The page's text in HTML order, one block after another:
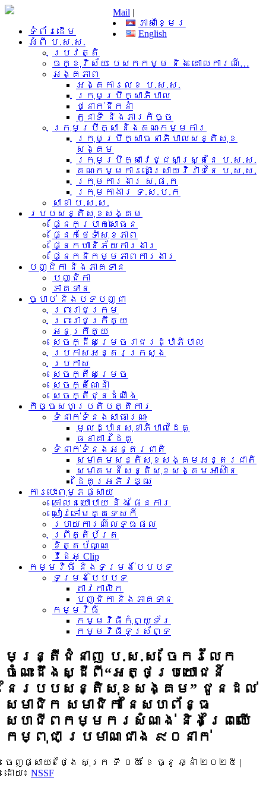
Mail |
ភាសាខ្មែរ
English
ទំព័រដើម
អំពី​ ប.ស.ស.
ប្រវត្តិ
ចក្ខុវិស័យ បេសកកម្ម និង គោលការណ៍…
អង្គភាព
អង្គការលេខ ប.ស.ស.
ក្រុមប្រឹក្សាភិបាល
ថ្នាក់ដឹកនាំ
តួនាទី និងភារកិច្ច
ក្រុមប្រឹក្សា និងគណៈកម្មការ
ក្រុមប្រឹក្សាធនាភិបាលសន្តិសុខ
សង្គម
ក្រុមប្រឹក្សាវេជ្ជសាស្រ្តនៃ ប.ស.ស.
គណៈកម្មការដោះស្រាយវិវាទនៃ ប.ស.ស.
ក្រុមការងារ​ ស.ផ.ក
ក្រុមកាងារ ទ.ស.ប.ក
សាខា ប.ស.ស.
របបសន្តិសុខសង្គម
ផ្នែកប្រាក់សោធន
ផ្នែកថែទាំសុខភាព
ផ្នែកហានិភ័យការងារ
ផ្នែកនិកម្មភាពការងារ
បញ្ជិកា និងភាគទាន
បញ្ជិកា
ភាគទាន
ច្បាប់ និងបទបញ្ជា
ព្រះរាជក្រម
ព្រះរាជក្រឹត្យ
អនុក្រឹត្យ
សេចក្ដីសម្រេចរាជរដ្ឋាភិបាល
ប្រកាសអន្តរក្រសួង
ប្រកាស
សេចក្តីសម្រេច
សេចក្តីណែនាំ
សេចក្តីជូនដំណឹង
កិច្ចសហប្រតិបត្តិការ
ទំនាក់ទំនង​សាធារណៈ
មូលដ្ឋានសុខាភិបាលដៃគូ
ធនាគារដៃគូ
ទំនាក់​ទំនង​អន្តរ​ជាតិ
សមាគមសន្តិសុខសង្គមអន្តរជាតិ
សមាគមន៍សន្តិសុខសង្គមអាស៊ាន​
ដៃគូរអភិវឌ្ឍ
ការបោះពុម្ភផ្សាយ
គោលនយោបាយ និង ផែនការ
សៀវភៅមគ្គទេសក៍
របាយការណ៍លទ្ធផល
ព្រឹត្តិប័ត្រ
ខិត្តប័ណ្ណ
វីដេអូ Clip
កម្មវិធី និងទម្រង់បែបបទ
ទម្រង់បែបបទ
តាវកាលិក
បញ្ជិកា និងភាគទាន
កម្មវិធី
កម្មវិធីកុំព្យូទ័រ
កម្មវិធីទូរស័ព្ទ
មន្រ្តីជំនាញ ប.ស.ស. ចែករំលែក
ចំណេះដឹងស្ដីពី“អត្ថប្រយោជន៍
នៃរបបសន្តិសុខសង្គម” ជូនដល់
សមាជិក សមាជិកា នៃសហព័ន្ធ
សហជីពកម្មករសំណង់ និងព្រៃឈើ
កម្ពុជា ប្រមាណជាង ៩០នាក់
ចេញផ្សាយ៖ ថ្ងៃ សុក្រ ទី ០៥ ខែ ធ្នូ ឆ្នាំ ២០២៥ |
ដោយ៖ NSSF